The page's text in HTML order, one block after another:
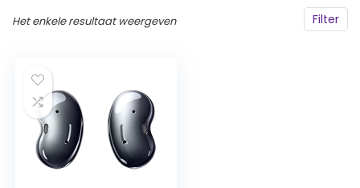
Filter
Het enkele resultaat weergeven